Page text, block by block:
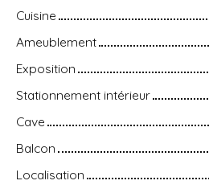
Cuisine
Ameublement
Exposition
Stationnement intérieur
Cave
Balcon
Localisation